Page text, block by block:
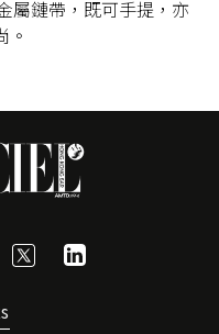
屬鏈帶，既可手提，亦
。